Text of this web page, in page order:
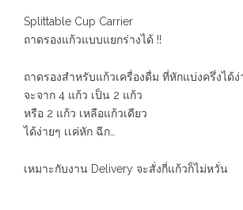
Splittable Cup Carrier
ถาดรองแก้วแบบแยกร่างได้ !!
ถาดรองสำหรับแก้วเครื่องดื่ม ที่หักแบ่งครึ่งได้
จะจาก 4 แก้ว เป็น 2 แก้ว
หรือ 2 แก้ว เหลือแก้วเดียว
ได้ง่ายๆ เเค่หัก ฉีก…
เหมาะกับงาน Delivery จะสั่งกี่แก้วก็ไม่หวั่น